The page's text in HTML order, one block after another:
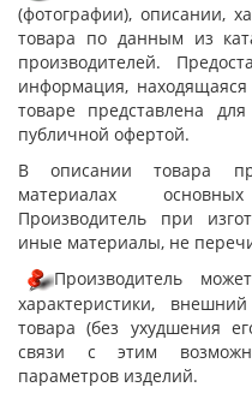
(фотографии), описании,
товара по данным из
производителей.
информация,
товаре представлена
публичной офертой.
В описании товара
материалах
Производитель при
иные материалы, не
Производитель
характеристики,
товара (без ухудшения
связи с этим
параметров изделий.